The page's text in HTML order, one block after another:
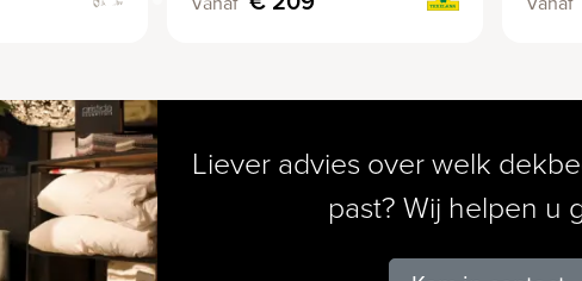
Liever advies over welk
past? Wij helpen u